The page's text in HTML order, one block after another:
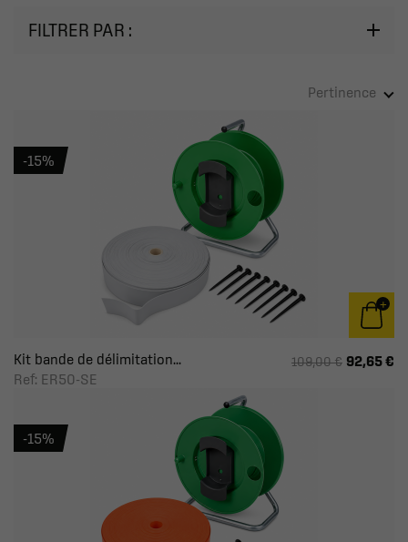
FILTRER PAR :
Pertinence
Kit bande de délimitation...
Ref: ER50-SE
109,00 € 92,65 €
-15%
-15%